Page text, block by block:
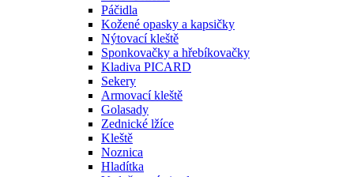
Páčidla
Kožené opasky a kapsičky
Nýtovací kleště
Sponkovačky a hřebíkovačky
Kladiva PICARD
Sekery
Armovací kleště
Golasady
Zednické lžíce
Kleště
Noznica
Hladítka